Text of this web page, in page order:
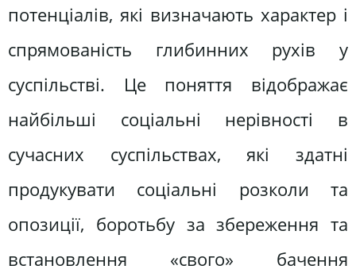
потенціалів, які визначають характер і
спрямованість глибинних рухів у
суспільстві. Це поняття відображає
найбільші соціальні нерівності в
сучасних суспільствах, які здатні
продукувати соціальні розколи та
опозиції, боротьбу за збереження та
встановлення «свого» бачення